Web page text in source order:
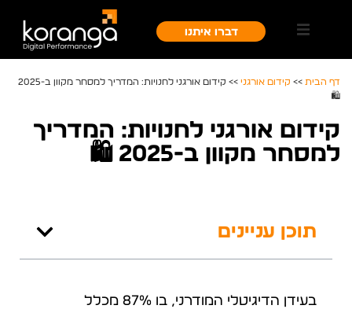
דברו איתנו
דף הבית >> קידום אורגני >>
קידום אורגני לחנויות: המדריך למסחר מקוון ב-2025
🛍️
קידום אורגני לחנויות: המדריך
למסחר מקוון ב-2025 🛍️
תוכן עניינים
בעידן הדיגיטלי המודרני, בו 87% מכלל